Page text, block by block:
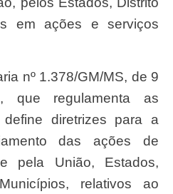
em ações e serviços
regulamenta as
define diretrizes para a
das ações de
pela União, Estados,
relativos ao